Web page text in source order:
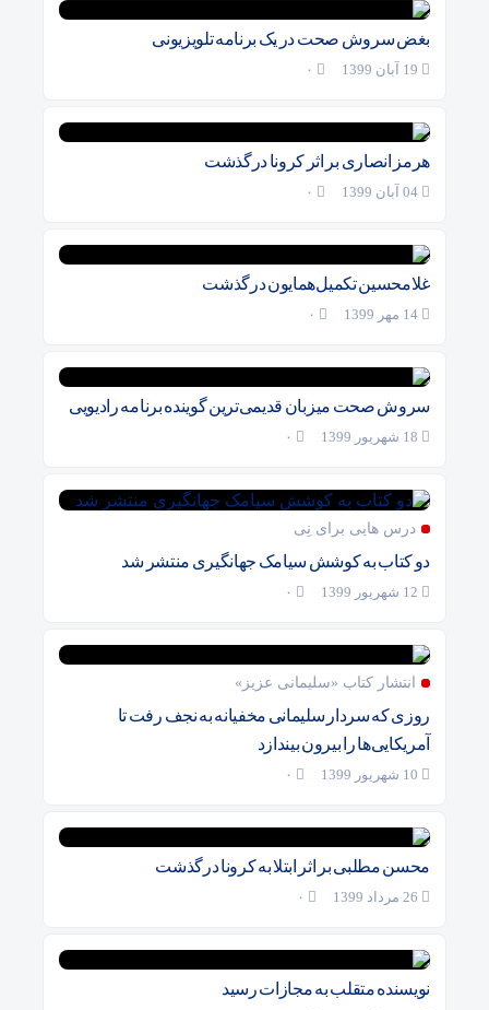
بغض سروش صحت در یک برنامه تلویزیونی
۰
هرمز انصاری بر اثر کرونا درگذشت
۰
غلامحسین تکمیل‌همایون درگذشت
۰
سروش صحت میزبان قدیمی‌ترین گوینده برنامه رادیویی
۰
درس هایی برای نِی
دو کتاب به کوشش سیامک جهانگیری منتشر شد
۰
انتشار کتاب «سلیمانی عزیز»
روزی که سردار سلیمانی مخفیانه به نجف رفت تا
آمریکایی‌ها را بیرون بیندازد
۰
محسن مطلبی بر اثر ابتلا به کرونا درگذشت
۰
نویسنده متقلب به مجازات رسید